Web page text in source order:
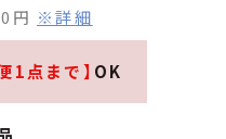
円 ※詳細
1点まで】 OK